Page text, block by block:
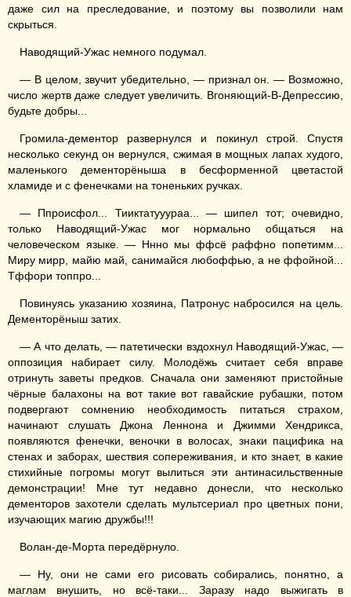
даже сил на преследование, и поэтому вы позволили нам
скрыться.
Наводящий-Ужас немного подумал.
— В целом, звучит убедительно, — признал он. — Возможно,
число жертв даже следует увеличить. Вгоняющий-В-Депрессию,
будьте добры...
Громила-дементор развернулся и покинул строй. Спустя
несколько секунд он вернулся, сжимая в мощных лапах худого,
маленького дементорёныша в бесформенной цветастой
хламиде и с фенечками на тоненьких ручках.
— Ппроисфол... Тииктатууураа... — шипел тот; очевидно,
только Наводящий-Ужас мог нормально общаться на
человеческом языке. — Ннно мы ффсё раффно попетимм...
Миру мирр, майю май, санимайся любоффью, а не ффойной...
Тффори топпро...
Повинуясь указанию хозяина, Патронус набросился на цель.
Дементорёныш затих.
— А что делать, — патетически вздохнул Наводящий-Ужас, —
оппозиция набирает силу. Молодёжь считает себя вправе
отринуть заветы предков. Сначала они заменяют пристойные
чёрные балахоны на вот такие вот гавайские рубашки, потом
подвергают сомнению необходимость питаться страхом,
начинают слушать Джона Леннона и Джимми Хендрикса,
появляются фенечки, веночки в волосах, знаки пацифика на
стенах и заборах, шествия сопереживания, и кто знает, в какие
стихийные погромы могут вылиться эти антинасильственные
демонстрации! Мне тут недавно донесли, что несколько
дементоров захотели сделать мультсериал про цветных пони,
изучающих магию дружбы!!!
Волан-де-Морта передёрнуло.
— Ну, они не сами его рисовать собирались, понятно, а
маглам внушить, но всё-таки... Заразу надо выжигать в